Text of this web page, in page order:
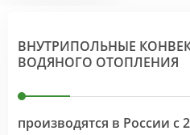
ВНУТРИПОЛЬНЫЕ
ВОДЯНОГО ОТОПЛЕНИЯ
производятся в России с